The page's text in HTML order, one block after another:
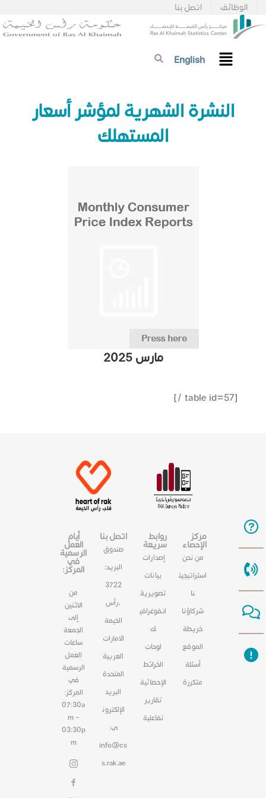
اتصل بنا الوظائف
English
​​​​النشرة الشهرية لمؤشر أسعار
المستهلك
مارس 2025
[table id=57 /]
مركز
الإحصاء
من نحن
استراتيجيت
نا
شركاؤنا
خريطة
الموقع
أسئلة
متكررة
روابط
سريعة
إصدارات
بيانات
تصويرية
انفوغرافي
ك
لوحات
الخرائط
الإحصائية
تقارير
تفاعلية
اتصل بنا
صندوق
البريد:
3722
،رأس
الخيمة
الامارات
العربية
المتحدة
البريد
الإلكترون
ي:
info@cs
s.rak.ae
أيام
العمل
الرسمية
في
المركز:
من
الاثنين
إلى
الجمعة
ساعات
العمل
الرسمية
في
المركز:
07:30a
m –
03:30p
m